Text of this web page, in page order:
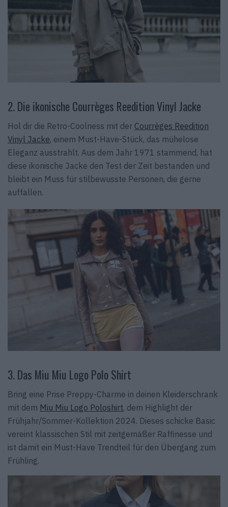
2. Die ikonische Courrèges Reedition Vinyl Jacke
Hol dir die Retro-Coolness mit der Courrèges Reedition
Vinyl Jacke, einem Must-Have-Stück, das mühelose
Eleganz ausstrahlt. Aus dem Jahr 1971 stammend, hat
diese ikonische Jacke den Test der Zeit bestanden und
bleibt ein Muss für stilbewusste Personen, die gerne
auffallen.
3. Das Miu Miu Logo Polo Shirt
Bring eine Prise Preppy-Charme in deinen Kleiderschrank
mit dem Miu Miu Logo Poloshirt, dem Highlight der
Frühjahr/Sommer-Kollektion 2024. Dieses schicke Basic
vereint klassischen Stil mit zeitgemäßer Raffinesse und
ist damit ein Must-Have Trendteil für den Übergang zum
Frühling.